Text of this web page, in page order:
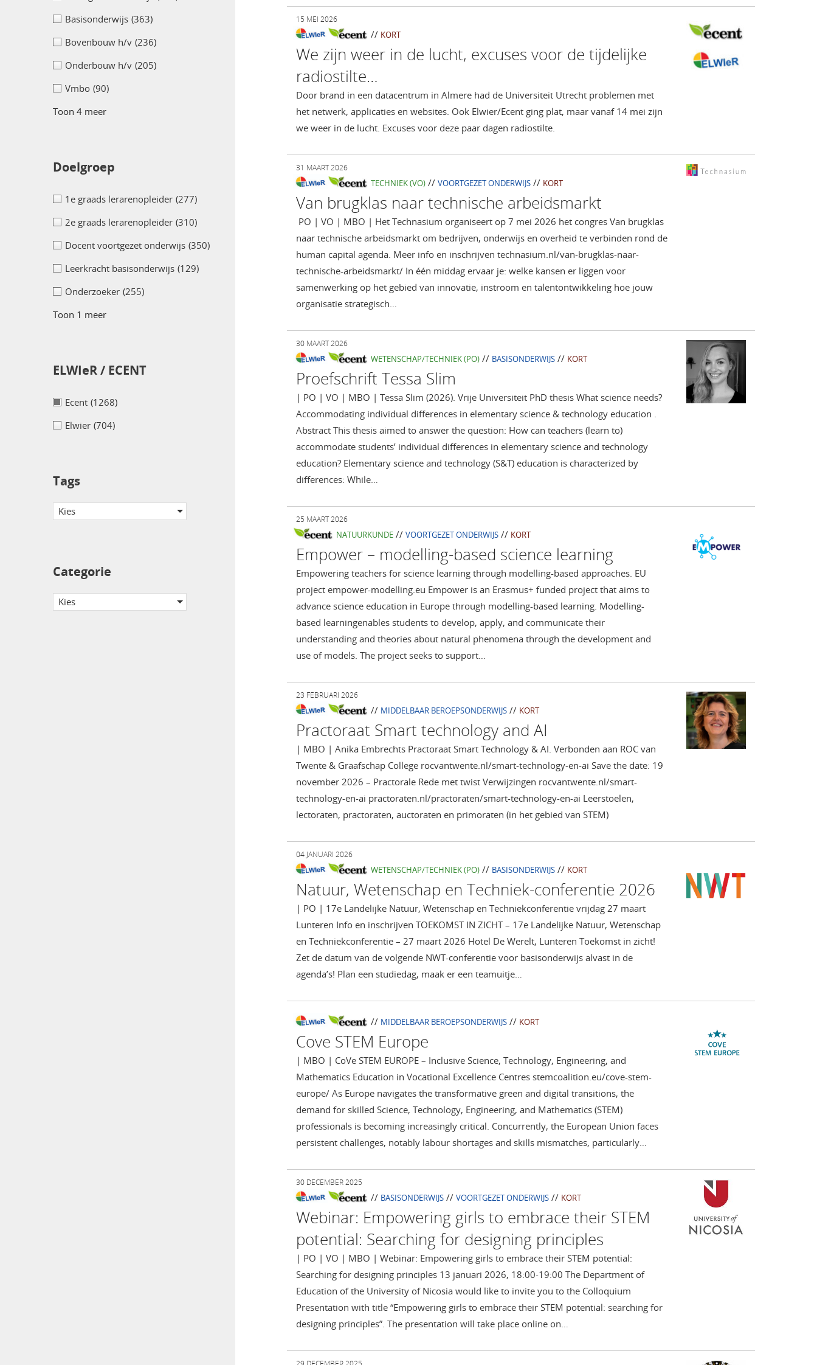
Basisonderwijs (363)
Bovenbouw h/v (236)
Onderbouw h/v (205)
Vmbo (90)
Toon 4 meer
Doelgroep
1e graads lerarenopleider (277)
2e graads lerarenopleider (310)
Docent voortgezet onderwijs (350)
Leerkracht basisonderwijs (129)
Onderzoeker (255)
Toon 1 meer
ELWIeR / ECENT
Ecent (1268)
Elwier (704)
Tags
Kies
Categorie
Kies
15 MEI 2026
// KORT
We zijn weer in de lucht, excuses voor de tijdelijke
radiostilte…
Door brand in een datacentrum in Almere had de Universiteit Utrecht problemen met
het netwerk, applicaties en websites. Ook Elwier/Ecent ging plat, maar vanaf 14 mei zijn
we weer in de lucht. Excuses voor deze paar dagen radiostilte.
31 MAART 2026
TECHNIEK (VO)// VOORTGEZET ONDERWIJS// KORT
Van brugklas naar technische arbeidsmarkt
PO | VO | MBO | Het Technasium organiseert op 7 mei 2026 het congres Van brugklas
naar technische arbeidsmarkt om bedrijven, onderwijs en overheid te verbinden rond de
human capital agenda. Meer info en inschrijven technasium.nl/van-brugklas-naar-
technische-arbeidsmarkt/ In één middag ervaar je: welke kansen er liggen voor
samenwerking op het gebied van innovatie, instroom en talentontwikkeling hoe jouw
organisatie strategisch…
30 MAART 2026
WETENSCHAP/TECHNIEK (PO)// BASISONDERWIJS// KORT
Proefschrift Tessa Slim
| PO | VO | MBO | Tessa Slim (2026). Vrije Universiteit PhD thesis What science needs?
Accommodating individual differences in elementary science & technology education .
Abstract This thesis aimed to answer the question: How can teachers (learn to)
accommodate students’ individual differences in elementary science and technology
education? Elementary science and technology (S&T) education is characterized by
differences: While…
25 MAART 2026
NATUURKUNDE// VOORTGEZET ONDERWIJS// KORT
Empower – modelling-based science learning
Empowering teachers for science learning through modelling-based approaches. EU
project empower-modelling.eu Empower is an Erasmus+ funded project that aims to
advance science education in Europe through modelling-based learning. Modelling-
based learningenables students to develop, apply, and communicate their
understanding and theories about natural phenomena through the development and
use of models. The project seeks to support…
23 FEBRUARI 2026
// MIDDELBAAR BEROEPSONDERWIJS// KORT
Practoraat Smart technology and AI
| MBO | Anika Embrechts Practoraat Smart Technology & AI. Verbonden aan ROC van
Twente & Graafschap College rocvantwente.nl/smart-technology-en-ai Save the date: 19
november 2026 – Practorale Rede met twist Verwijzingen rocvantwente.nl/smart-
technology-en-ai practoraten.nl/practoraten/smart-technology-en-ai Leerstoelen,
lectoraten, practoraten, auctoraten en primoraten (in het gebied van STEM)
04 JANUARI 2026
WETENSCHAP/TECHNIEK (PO)// BASISONDERWIJS// KORT
Natuur, Wetenschap en Techniek-conferentie 2026
| PO | 17e Landelijke Natuur, Wetenschap en Techniekconferentie vrijdag 27 maart
Lunteren Info en inschrijven TOEKOMST IN ZICHT – 17e Landelijke Natuur, Wetenschap
en Techniekconferentie – 27 maart 2026 Hotel De Werelt, Lunteren Toekomst in zicht!
Zet de datum van de volgende NWT-conferentie voor basisonderwijs alvast in de
agenda’s! Plan een studiedag, maak er een teamuitje…
// MIDDELBAAR BEROEPSONDERWIJS// KORT
Cove STEM Europe
| MBO | CoVe STEM EUROPE – Inclusive Science, Technology, Engineering, and
Mathematics Education in Vocational Excellence Centres stemcoalition.eu/cove-stem-
europe/ As Europe navigates the transformative green and digital transitions, the
demand for skilled Science, Technology, Engineering, and Mathematics (STEM)
professionals is becoming increasingly critical. Concurrently, the European Union faces
persistent challenges, notably labour shortages and skills mismatches, particularly…
30 DECEMBER 2025
// BASISONDERWIJS// VOORTGEZET ONDERWIJS// KORT
Webinar: Empowering girls to embrace their STEM
potential: Searching for designing principles
| PO | VO | MBO | Webinar: Empowering girls to embrace their STEM potential:
Searching for designing principles 13 januari 2026, 18:00-19:00 The Department of
Education of the University of Nicosia would like to invite you to the Colloquium
Presentation with title “Empowering girls to embrace their STEM potential: searching for
designing principles”. The presentation will take place online on…